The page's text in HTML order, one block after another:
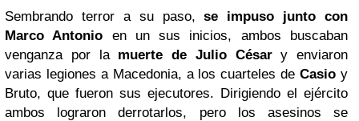
Sembrando terror a su paso,se impuso junto con
Marco Antonio en un sus inicios, ambos buscaban
venganza por la muerte de Julio Césary enviaron
varias legiones a Macedonia, a los cuarteles deCasio y
Bruto, que fueron sus ejecutores. Dirigiendo el ejército
ambos lograron derrotarlos, pero los asesinos se